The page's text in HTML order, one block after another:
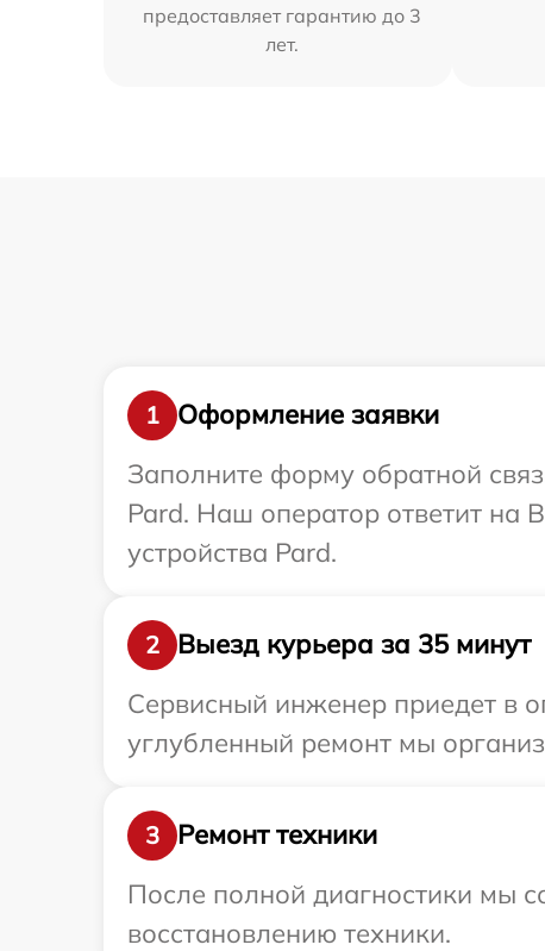
предоставляет гарантию до 3
лет.
1
Оформление заявки
Заполните форму обратной
Pard. Наш оператор ответит на
устройства Pard.
2
Выезд курьера за 35 минут
Сервисный инженер приедет в
углубленный ремонт мы
3
Ремонт техники
После полной диагностики мы
восстановлению техники.